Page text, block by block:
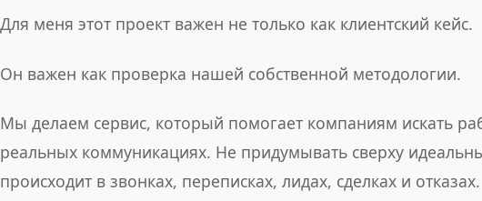
Для меня этот проект важен не только как клиентский кейс.
Он важен как проверка нашей собственной методологии.
Мы делаем сервис, который помогает компаниям искать
реальных коммуникациях. Не придумывать сверху
происходит в звонках, переписках, лидах, сделках и отказах.